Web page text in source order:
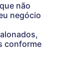
não
negócio
conforme